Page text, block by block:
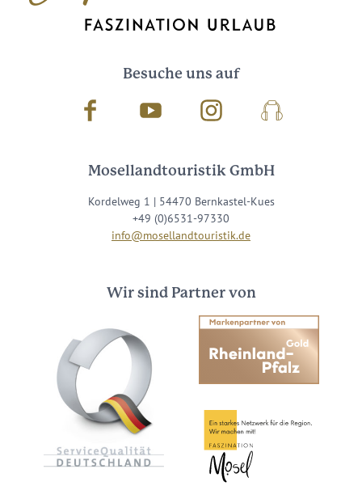
Besuche uns auf
Facebook Youtube InstagramPodcast
Mosellandtouristik GmbH
Kordelweg 1 | 54470 Bernkastel-Kues
+49 (0)6531-97330
info@mosellandtouristik.de
Wir sind Partner von